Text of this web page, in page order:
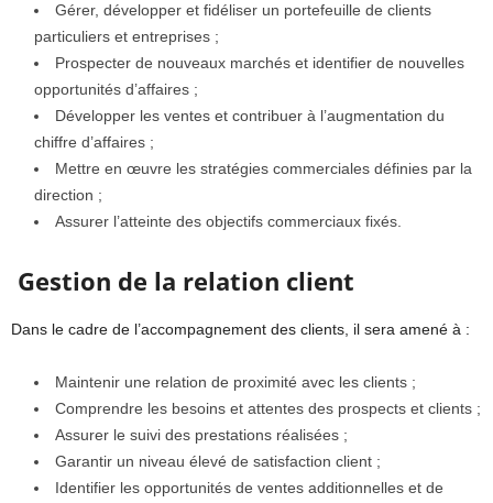
Gérer, développer et fidéliser un portefeuille de clients
particuliers et entreprises ;
Prospecter de nouveaux marchés et identifier de nouvelles
opportunités d’affaires ;
Développer les ventes et contribuer à l’augmentation du
chiffre d’affaires ;
Mettre en œuvre les stratégies commerciales définies par la
direction ;
Assurer l’atteinte des objectifs commerciaux fixés.
Gestion de la relation client
Dans le cadre de l’accompagnement des clients, il sera amené à :
Maintenir une relation de proximité avec les clients ;
Comprendre les besoins et attentes des prospects et clients ;
Assurer le suivi des prestations réalisées ;
Garantir un niveau élevé de satisfaction client ;
Identifier les opportunités de ventes additionnelles et de